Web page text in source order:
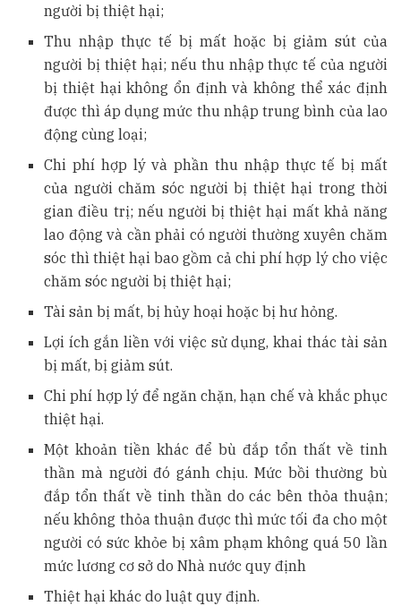
người bị thiệt hại;
Thu nhập thực tế bị mất hoặc bị giảm sút của
người bị thiệt hại; nếu thu nhập thực tế của người
bị thiệt hại không ổn định và không thể xác định
được thì áp dụng mức thu nhập trung bình của lao
động cùng loại;
Chi phí hợp lý và phần thu nhập thực tế bị mất
của người chăm sóc người bị thiệt hại trong thời
gian điều trị; nếu người bị thiệt hại mất khả năng
lao động và cần phải có người thường xuyên chăm
sóc thì thiệt hại bao gồm cả chi phí hợp lý cho việc
chăm sóc người bị thiệt hại;
Tài sản bị mất, bị hủy hoại hoặc bị hư hỏng.
Lợi ích gắn liền với việc sử dụng, khai thác tài sản
bị mất, bị giảm sút.
Chi phí hợp lý để ngăn chặn, hạn chế và khắc phục
thiệt hại.
Một khoản tiền khác để bù đắp tổn thất về tinh
thần mà người đó gánh chịu. Mức bồi thường bù
đắp tổn thất về tinh thần do các bên thỏa thuận;
nếu không thỏa thuận được thì mức tối đa cho một
người có sức khỏe bị xâm phạm không quá 50 lần
mức lương cơ sở do Nhà nước quy định
Thiệt hại khác do luật quy định.